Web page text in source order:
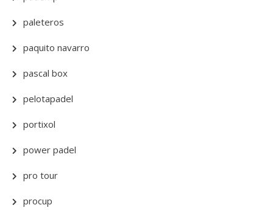
paleteros
paquito navarro
pascal box
pelotapadel
portixol
power padel
pro tour
procup